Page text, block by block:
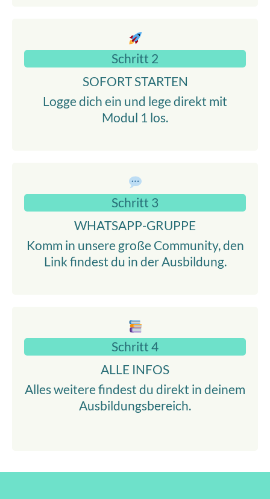
Schritt 2
SOFORT STARTEN
Logge dich ein und lege direkt mit
Modul 1 los.
Schritt 3
WHATSAPP-GRUPPE
Komm in unsere große Community, den
Link findest du in der Ausbildung.
Schritt 4
ALLE INFOS
Alles weitere findest du direkt in deinem
Ausbildungsbereich.